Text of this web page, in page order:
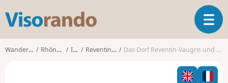
s
o
T
o
l
Wanderungen Rhône-Alpes Isère Reventin-Vaugris Das Dorf Reventin-Vaugris und das Tal der Gerbole